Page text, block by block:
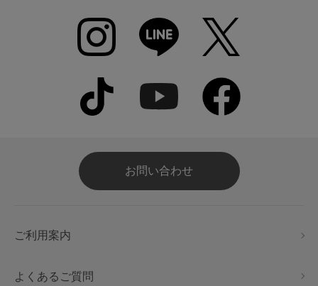
お問い合わせ
ご利用案内
よくあるご質問